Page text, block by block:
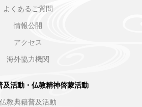
よくあるご質問
情報公開
アクセス
海外協力機関
及活動・仏教精神啓蒙活動
仏教典籍普及活動